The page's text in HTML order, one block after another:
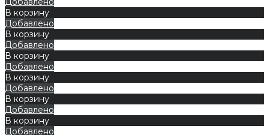
В корзину
Добавлено
В корзину
Добавлено
В корзину
Добавлено
В корзину
Добавлено
В корзину
Добавлено
В корзину
Добавлено